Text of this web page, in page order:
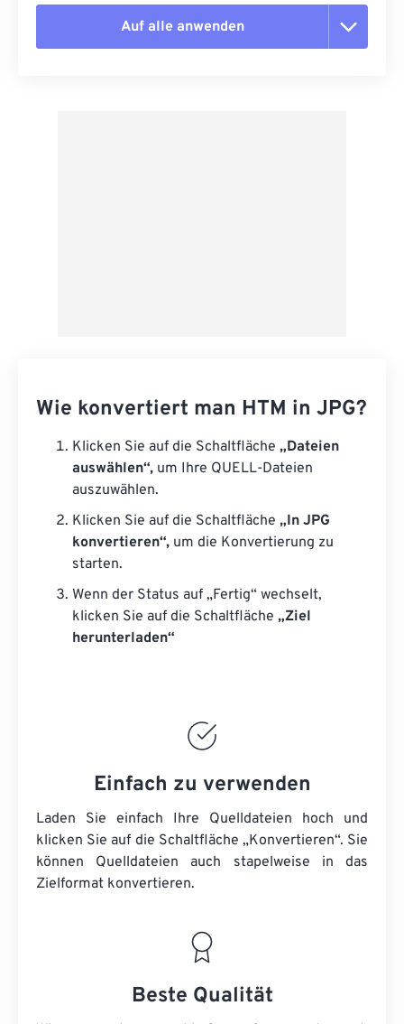
Auf alle anwenden
Wie konvertiert man HTM in JPG?
Klicken Sie auf die Schaltfläche „Dateien
auswählen“, um Ihre QUELL-Dateien
auszuwählen.
Klicken Sie auf die Schaltfläche „In JPG
konvertieren“, um die Konvertierung zu
starten.
Wenn der Status auf „Fertig“ wechselt,
klicken Sie auf die Schaltfläche „Ziel
herunterladen“
Einfach zu verwenden
Laden Sie einfach Ihre Quelldateien hoch und
klicken Sie auf die Schaltfläche „Konvertieren“. Sie
können Quelldateien auch stapelweise in das
Zielformat konvertieren.
Beste Qualität